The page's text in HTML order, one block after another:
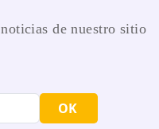
de nuestro sitio
OK